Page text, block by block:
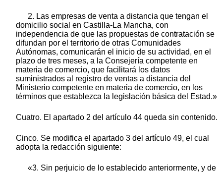
2. Las empresas de venta a distancia que tengan el
domicilio social en Castilla-La Mancha, con
independencia de que las propuestas de contratación se
difundan por el territorio de otras Comunidades
Autónomas, comunicarán el inicio de su actividad, en el
plazo de tres meses, a la Consejería competente en
materia de comercio, que facilitará los datos
suministrados al registro de ventas a distancia del
Ministerio competente en materia de comercio, en los
términos que establezca la legislación básica del Estad.»
Cuatro. El apartado 2 del artículo 44 queda sin contenido.
Cinco. Se modifica el apartado 3 del artículo 49, el cual
adopta la redacción siguiente:
«3. Sin perjuicio de lo establecido anteriormente, y de